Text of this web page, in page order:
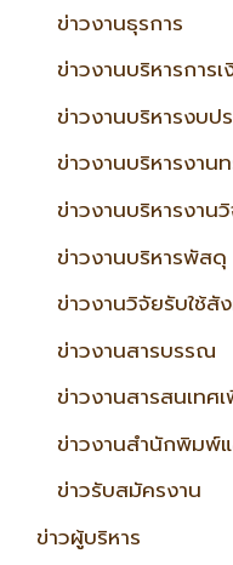
ข่าวงานธุรการ
ข่าวงานบริหารการ
ข่าวงานบริหารงบป
ข่าวงานบริหารงา
ข่าวงานบริหารงาน
ข่าวงานบริหารพัสดุ
ข่าวงานวิจัยรับใช้สั
ข่าวงานสารบรรณ
ข่าวงานสารสนเท
ข่าวงานสำนักพิมพ์แ
ข่าวรับสมัครงาน
ข่าวผู้บริหาร